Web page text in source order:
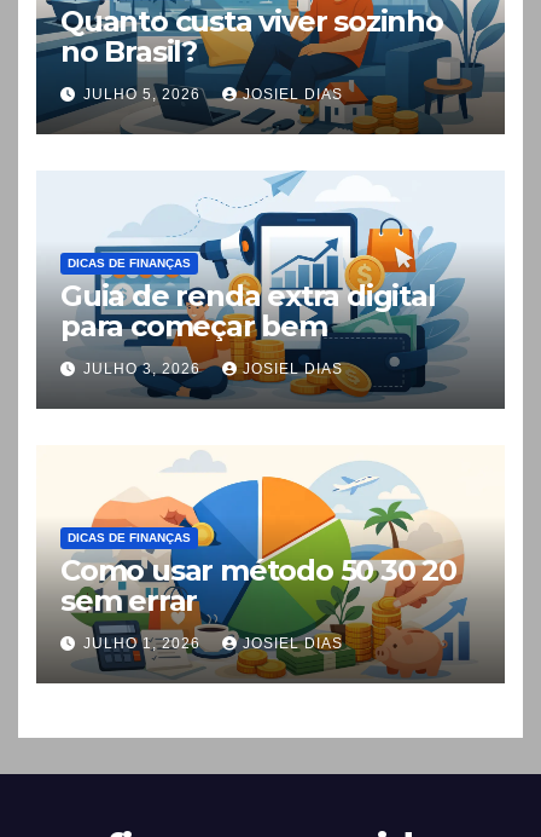
Quanto custa viver sozinho
no Brasil?
JULHO 5, 2026 JOSIEL DIAS
DICAS DE FINANÇAS
Guia de renda extra digital
para começar bem
JULHO 3, 2026 JOSIEL DIAS
DICAS DE FINANÇAS
Como usar método 50 30 20
sem errar
JULHO 1, 2026 JOSIEL DIAS